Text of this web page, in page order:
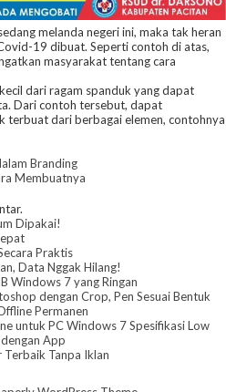
melanda negeri ini, maka tak heran
19 dibuat. Seperti contoh di atas,
masyarakat tentang cara
dari ragam spanduk yang dapat
Dari contoh tersebut, dapat
terbuat dari berbagai elemen, contohnya
Branding
Membuatnya
Dipakai!
Praktis
Data Nggak Hilang!
Windows 7 yang Ringan
dengan Crop, Pen Sesuai Bentuk
Permanen
untuk PC Windows 7 Spesifikasi Low
App
Tanpa Iklan